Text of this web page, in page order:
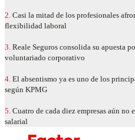
2. Casi la mitad de los profesionales
flexibilidad laboral
3. Reale Seguros consolida su apuesta
voluntariado corporativo
4. El absentismo ya es uno de los
según KPMG
5. Cuatro de cada diez empresas aún no
salarial